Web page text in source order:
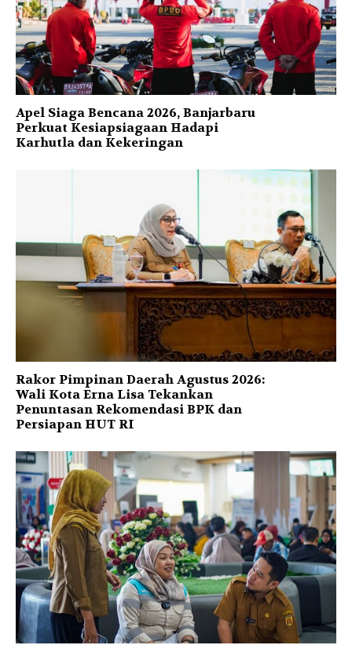
Apel Siaga Bencana 2026, Banjarbaru
Perkuat Kesiapsiagaan Hadapi
Karhutla dan Kekeringan
Rakor Pimpinan Daerah Agustus 2026:
Wali Kota Erna Lisa Tekankan
Penuntasan Rekomendasi BPK dan
Persiapan HUT RI